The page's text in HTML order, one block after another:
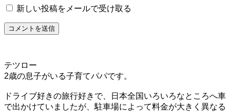
新しい投稿をメールで受け取る
テツロー
2歳の息子がいる子育てパパです。
ドライブ好きの旅行好きで、日本全国いろいろなところへ車
で出かけていましたが、駐車場によって料金が大きく異なる